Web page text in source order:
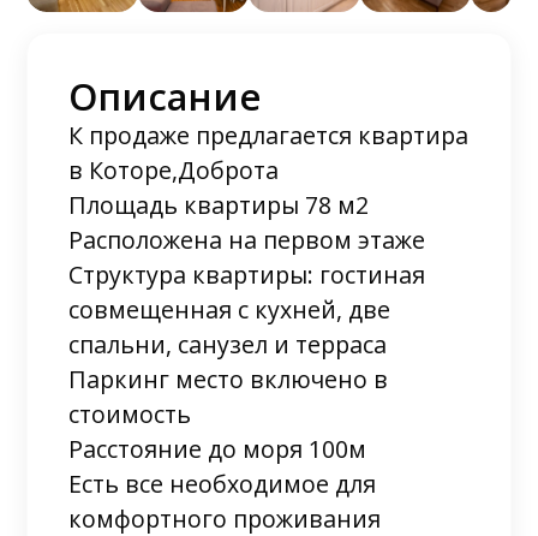
Описание
К продаже предлагается квартира
в Которе,Доброта
Площадь квартиры 78 м2
Расположена на первом этаже
Структура квартиры: гостиная
совмещенная с кухней, две
спальни, санузел и терраса
Паркинг место включено в
стоимость
Расстояние до моря 100м
Есть все необходимое для
комфортного проживания